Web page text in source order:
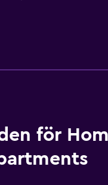
Art Gallery,
och boka
för